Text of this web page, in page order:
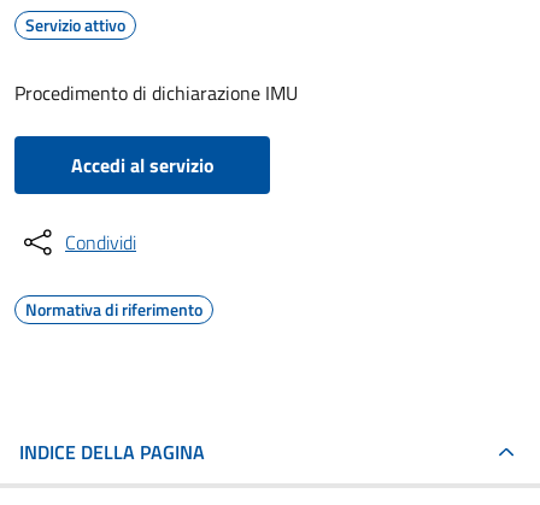
Servizio attivo
Procedimento di dichiarazione IMU
Accedi al servizio
Condividi
Normativa di riferimento
INDICE DELLA PAGINA